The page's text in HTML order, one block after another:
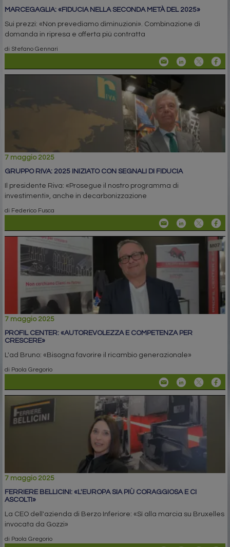
MARCEGAGLIA: «FIDUCIA NELLA SECONDA METÀ DEL 2025»
Sui prezzi: «Non prevediamo diminuzioni». Combinazione di
domanda in ripresa e offerta più contratta
di Stefano Gennari
7 maggio 2025
GRUPPO RIVA: 2025 INIZIATO CON SEGNALI DI FIDUCIA
Il presidente Riva: «Prosegue il nostro programma di
investimenti», anche in decarbonizzazione
di Federico Fusca
7 maggio 2025
PROFIL CENTER: «AUTOREVOLEZZA E COMPETENZA PER
CRESCERE»
L'ad Bruno: «Bisogna favorire il ricambio generazionale»
di Paola Gregorio
7 maggio 2025
FERRIERE BELLICINI: «L'EUROPA SIA PIÙ CORAGGIOSA E CI
ASCOLTI»
La CEO dell'azienda di Berzo Inferiore: «Sì alla marcia su Bruxelles
invocata da Gozzi»
di Paola Gregorio